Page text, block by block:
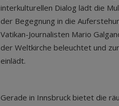
interkulturellen Dialog lädt die
der Begegnung in die
Vatikan-Journalisten Mario
der Weltkirche beleuchtet und
einlädt.
Gerade in Innsbruck bietet die